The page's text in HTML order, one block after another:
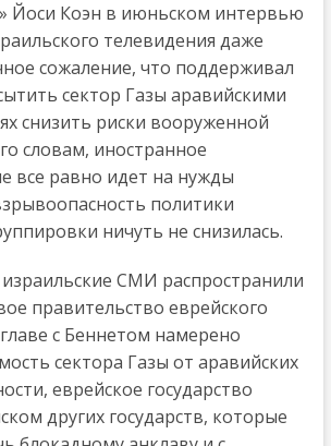
Йоси Коэн в июньском интервью
телевидения даже
сожаление, что поддерживал
сектор Газы аравийскими
снизить риски вооруженной
словам, иностранное
все равно идет на нужды
политики
ничуть не снизилась.
СМИ распространили
правительство еврейского
с Беннетом намерено
сектора Газы от аравийских
еврейское государство
других государств, которые